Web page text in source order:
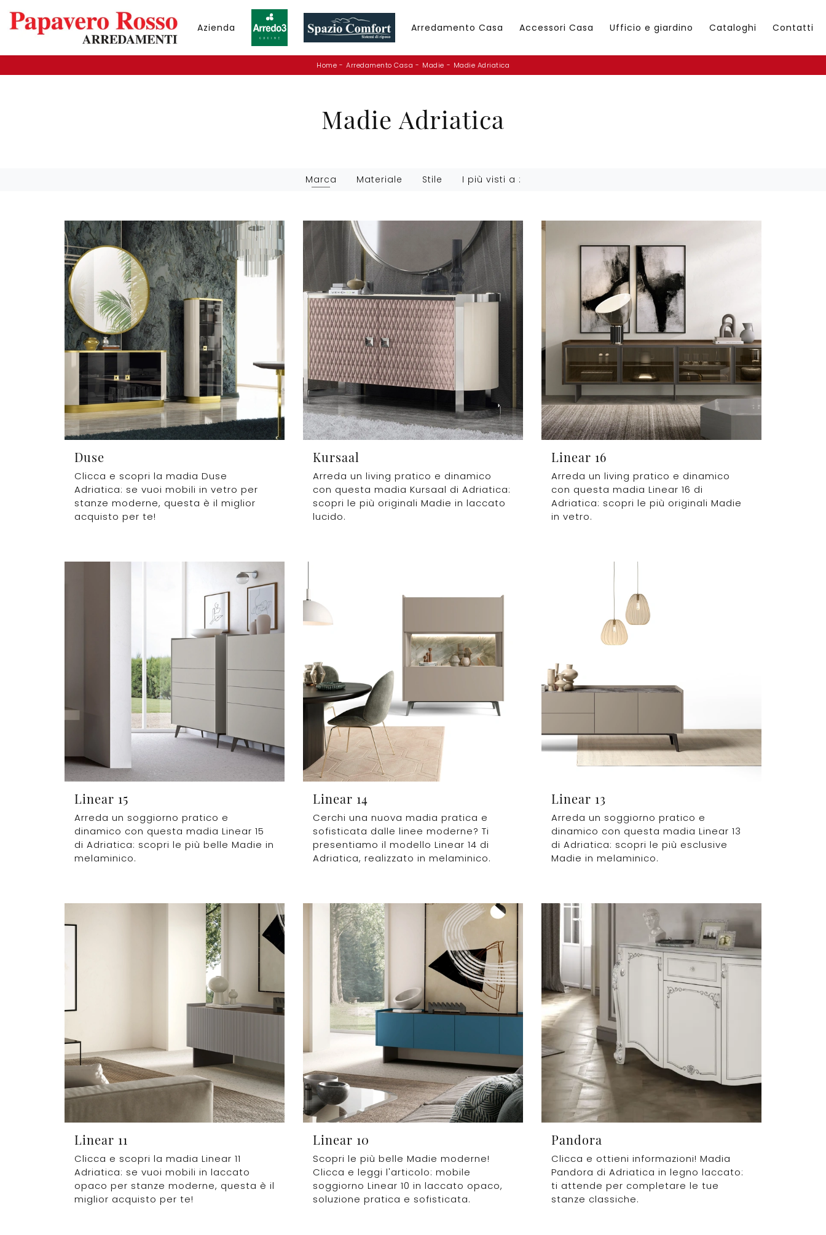
Azienda Arredamento Casa Accessori Casa Ufficio e giardino Cataloghi Contatti
Home - Arredamento Casa - Madie - Madie Adriatica
Madie Adriatica
Marca Materiale Stile I più visti a :
Duse
Clicca e scopri la madia Duse
Adriatica: se vuoi mobili in vetro per
stanze moderne, questa è il miglior
acquisto per te!
Kursaal
Arreda un living pratico e dinamico
con questa madia Kursaal di Adriatica:
scopri le più originali Madie in laccato
lucido.
Linear 16
Arreda un living pratico e dinamico
con questa madia Linear 16 di
Adriatica: scopri le più originali Madie
in vetro.
Linear 15
Arreda un soggiorno pratico e
dinamico con questa madia Linear 15
di Adriatica: scopri le più belle Madie in
melaminico.
Linear 14
Cerchi una nuova madia pratica e
sofisticata dalle linee moderne? Ti
presentiamo il modello Linear 14 di
Adriatica, realizzato in melaminico.
Linear 13
Arreda un soggiorno pratico e
dinamico con questa madia Linear 13
di Adriatica: scopri le più esclusive
Madie in melaminico.
Linear 11
Clicca e scopri la madia Linear 11
Adriatica: se vuoi mobili in laccato
opaco per stanze moderne, questa è il
miglior acquisto per te!
Linear 10
Scopri le più belle Madie moderne!
Clicca e leggi l'articolo: mobile
soggiorno Linear 10 in laccato opaco,
soluzione pratica e sofisticata.
Pandora
Clicca e ottieni informazioni! Madia
Pandora di Adriatica in legno laccato:
ti attende per completare le tue
stanze classiche.